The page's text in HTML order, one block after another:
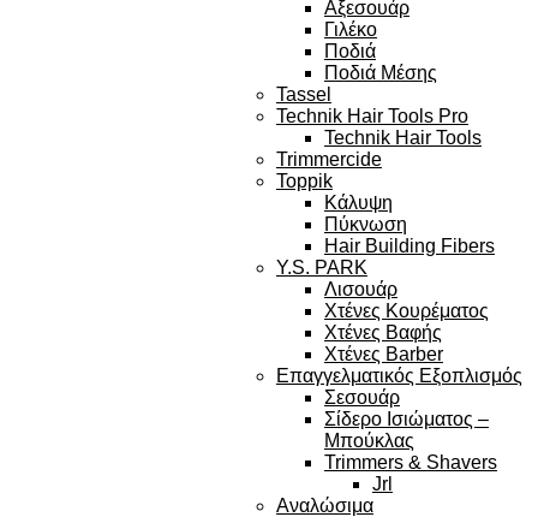
Αξεσουάρ
Γιλέκο
Ποδιά
Ποδιά Μέσης
Tassel
Technik Hair Tools Pro
Technik Hair Tools
Trimmercide
Toppik
Κάλυψη
Πύκνωση
Hair Building Fibers
Y.S. PARK
Λισουάρ
Χτένες Κουρέματος
Χτένες Βαφής
Χτένες Barber
Επαγγελματικός Εξοπλισμός
Σεσουάρ
Σίδερο Ισιώματος –
Μπούκλας
Trimmers & Shavers
Jrl
Αναλώσιμα